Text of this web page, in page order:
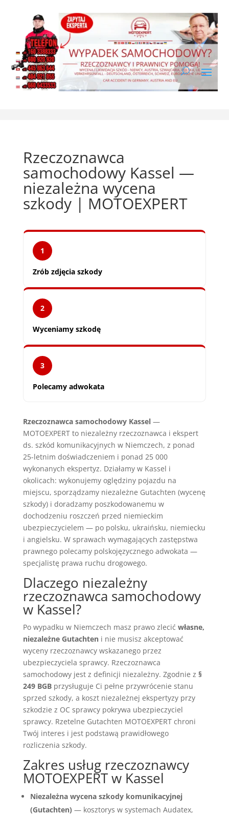
Rzeczoznawca
samochodowy Kassel —
niezależna wycena
szkody | MOTOEXPERT
1
Zrób zdjęcia szkody
2
Wyceniamy szkodę
3
Polecamy adwokata
Rzeczoznawca samochodowy Kassel—
MOTOEXPERT to niezależny rzeczoznawca i ekspert
ds. szkód komunikacyjnych w Niemczech, z ponad
25-letnim doświadczeniem i ponad 25 000
wykonanych ekspertyz. Działamy w Kassel i
okolicach: wykonujemy oględziny pojazdu na
miejscu, sporządzamy niezależne Gutachten (wycenę
szkody) i doradzamy poszkodowanemu w
dochodzeniu roszczeń przed niemieckim
ubezpieczycielem — po polsku, ukraińsku, niemiecku
i angielsku. W sprawach wymagających zastępstwa
prawnego polecamy polskojęzycznego adwokata —
specjalistę prawa ruchu drogowego.
Dlaczego niezależny
rzeczoznawca samochodowy
w Kassel?
Po wypadku w Niemczech masz prawo zlecić własne,
niezależne Gutachteni nie musisz akceptować
wyceny rzeczoznawcy wskazanego przez
ubezpieczyciela sprawcy. Rzeczoznawca
samochodowy jest z definicji niezależny. Zgodnie z §
249 BGBprzysługuje Ci pełne przywrócenie stanu
sprzed szkody, a koszt niezależnej ekspertyzy przy
szkodzie z OC sprawcy pokrywa ubezpieczyciel
sprawcy. Rzetelne Gutachten MOTOEXPERT chroni
Twój interes i jest podstawą prawidłowego
rozliczenia szkody.
Zakres usług rzeczoznawcy
MOTOEXPERT w Kassel
Niezależna wycena szkody komunikacyjnej
(Gutachten) — kosztorys w systemach Audatex,